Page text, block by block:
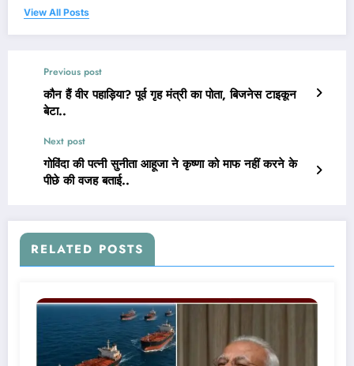
View All Posts
Previous post
कौन हैं वीर पहाड़िया? पूर्व गृह मंत्री का पोता, बिजनेस टाइकून
बेटा..
Next post
गोविंदा की पत्नी सुनीता आहूजा ने कृष्णा को माफ नहीं करने के
पीछे की वजह बताई..
RELATED POSTS